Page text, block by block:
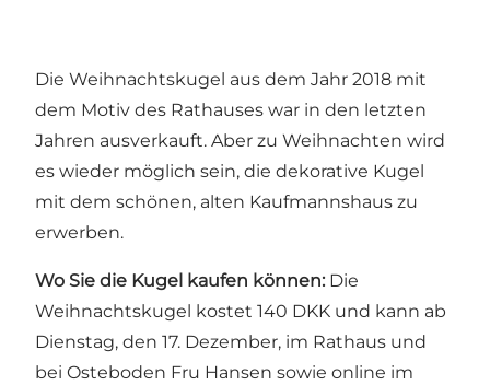
Die Weihnachtskugel aus dem Jahr 2018 mit
dem Motiv des Rathauses war in den letzten
Jahren ausverkauft. Aber zu Weihnachten wird
es wieder möglich sein, die dekorative Kugel
mit dem schönen, alten Kaufmannshaus zu
erwerben.
Wo Sie die Kugel kaufen können: Die
Weihnachtskugel kostet 140 DKK und kann ab
Dienstag, den 17. Dezember, im Rathaus und
bei Osteboden Fru Hansen sowie online im